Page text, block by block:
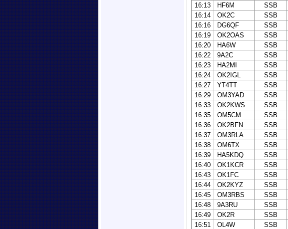
16:13
HF6M SSB
16:14
OK2C SSB
16:16
DG6QF SSB
16:19
OK2OAS SSB
16:20
HA6W SSB
16:22
9A2C SSB
16:23
HA2MI SSB
16:24
OK2IGL SSB
16:27
YT4TT SSB
16:29
OM3YAD SSB
16:33
OK2KWS SSB
16:35
OM5CM SSB
16:36
OK2BFN SSB
16:37
OM3RLA SSB
16:38
OM6TX SSB
16:39
HA5KDQ SSB
16:40
OK1KCR SSB
16:43
OK1FC SSB
16:44
OK2KYZ SSB
16:45
OM3RBS SSB
16:48
9A3RU SSB
16:49
OK2R SSB
16:51
OL4W SSB